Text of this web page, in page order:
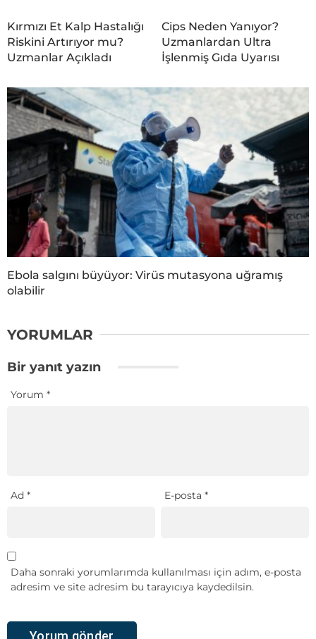
Kırmızı Et Kalp Hastalığı
Riskini Artırıyor mu?
Uzmanlar Açıkladı
Cips Neden Yanıyor?
Uzmanlardan Ultra
İşlenmiş Gıda Uyarısı
Ebola salgını büyüyor: Virüs mutasyona uğramış
olabilir
YORUMLAR
Bir yanıt yazın
Yorum *
Ad * E-posta*
Daha sonraki yorumlarımda kullanılması için adım, e-posta
adresim ve site adresim bu tarayıcıya kaydedilsin.